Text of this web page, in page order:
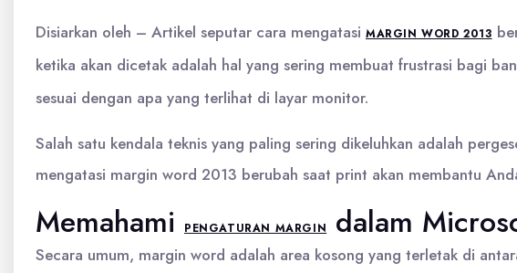
Disiarkan oleh – Artikel seputar cara mengatasi MARGIN WORD 2013
ketika akan dicetak adalah hal yang sering membuat frustrasi bagi
sesuai dengan apa yang terlihat di layar monitor.
Salah satu kendala teknis yang paling sering dikeluhkan adalah
mengatasi margin word 2013 berubah saat print akan membantu
Memahami PENGATURAN MARGINdalam
Secara umum, margin word adalah area kosong yang terletak di